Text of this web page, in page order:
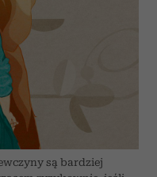
są bardziej